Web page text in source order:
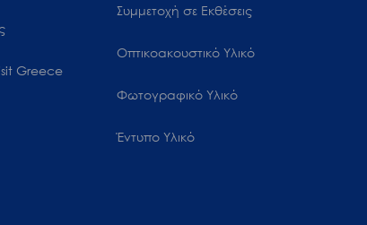
Greece
Συμμετοχή σε Εκθέσεις
Οπτικοακουστικό Υλικό
Φωτογραφικό Υλικό
Έντυπο Υλικό